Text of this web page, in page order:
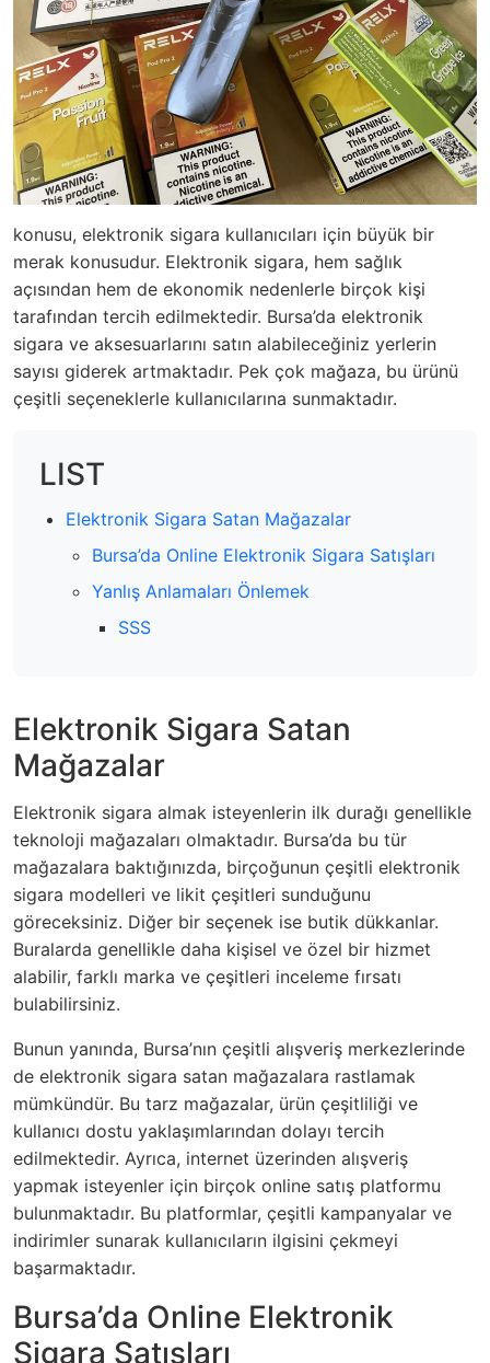
konusu, elektronik sigara kullanıcıları için büyük bir
merak konusudur. Elektronik sigara, hem sağlık
açısından hem de ekonomik nedenlerle birçok kişi
tarafından tercih edilmektedir. Bursa’da elektronik
sigara ve aksesuarlarını satın alabileceğiniz yerlerin
sayısı giderek artmaktadır. Pek çok mağaza, bu ürünü
çeşitli seçeneklerle kullanıcılarına sunmaktadır.
LIST
Elektronik Sigara Satan Mağazalar
Bursa’da Online Elektronik Sigara Satışları
Yanlış Anlamaları Önlemek
SSS
Elektronik Sigara Satan
Mağazalar
Elektronik sigara almak isteyenlerin ilk durağı genellikle
teknoloji mağazaları olmaktadır. Bursa’da bu tür
mağazalara baktığınızda, birçoğunun çeşitli elektronik
sigara modelleri ve likit çeşitleri sunduğunu
göreceksiniz. Diğer bir seçenek ise butik dükkanlar.
Buralarda genellikle daha kişisel ve özel bir hizmet
alabilir, farklı marka ve çeşitleri inceleme fırsatı
bulabilirsiniz.
Bunun yanında, Bursa’nın çeşitli alışveriş merkezlerinde
de elektronik sigara satan mağazalara rastlamak
mümkündür. Bu tarz mağazalar, ürün çeşitliliği ve
kullanıcı dostu yaklaşımlarından dolayı tercih
edilmektedir. Ayrıca, internet üzerinden alışveriş
yapmak isteyenler için birçok online satış platformu
bulunmaktadır. Bu platformlar, çeşitli kampanyalar ve
indirimler sunarak kullanıcıların ilgisini çekmeyi
başarmaktadır.
Bursa’da Online Elektronik
Sigara Satışları